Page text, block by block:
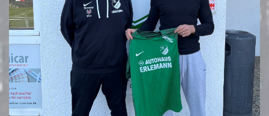
Gehfußball
Leichtathletik
Kursangebote
Sportabzeichen
Fanshop